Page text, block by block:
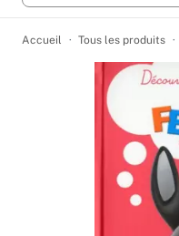
Vinyles d'occasion
Meilleures ventes
Nos engagements
Produits
Vous n'avez pas
Activez les notifications
Accueil Tous les produits